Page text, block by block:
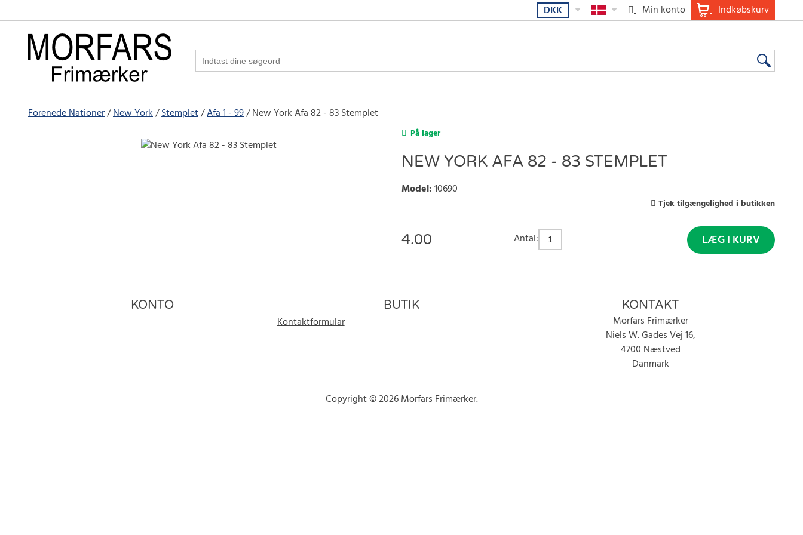
Indkøbskurv
Min konto
DKK
Forenede Nationer New York Stemplet Afa 1 - 99 New York Afa 82 - 83 Stemplet
På lager
NEW YORK AFA 82 - 83 STEMPLET
Model:10690
Tjek tilgængelighed i butikken
4.00 Antal: LÆG I KURV
KONTO BUTIK
Kontaktformular
KONTAKT
Morfars Frimærker
Niels W. Gades Vej 16,
4700 Næstved
Danmark
Copyright © 2026 Morfars Frimærker.